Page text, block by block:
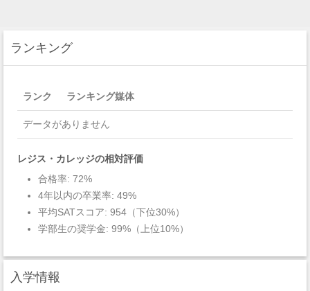
ランキング
ランク ランキング媒体
データがありません
レジス・カレッジの相対評価
合格率: 72%
4年以内の卒業率: 49%
平均SATスコア: 954（下位30%）
学部生の奨学金: 99%（上位10%）
入学情報